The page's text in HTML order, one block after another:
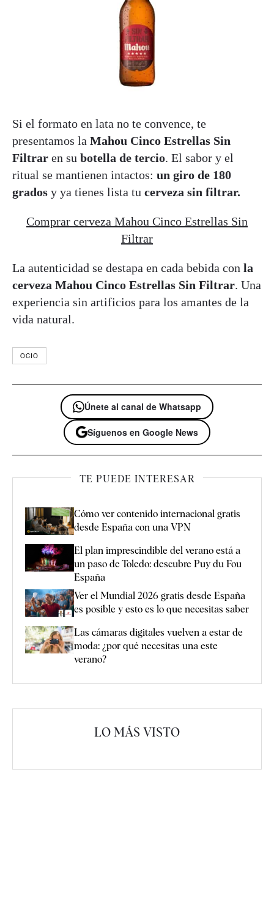
Si el formato en lata no te convence, te
presentamos la Mahou Cinco Estrellas Sin
Filtrar en su botella de tercio. El sabor y el
ritual se mantienen intactos: un giro de 180
grados y ya tienes lista tu cerveza sin filtrar.
Comprar cerveza Mahou Cinco Estrellas Sin
Filtrar
La autenticidad se destapa en cada bebida con la
cerveza Mahou Cinco Estrellas Sin Filtrar. Una
experiencia sin artificios para los amantes de la
vida natural.
OCIO
Únete al canal de Whatsapp
Síguenos en Google News
TE PUEDE INTERESAR
Cómo ver contenido internacional gratis
desde España con una VPN
El plan imprescindible del verano está a
un paso de Toledo: descubre Puy du Fou
España
Ver el Mundial 2026 gratis desde España
es posible y esto es lo que necesitas saber
Las cámaras digitales vuelven a estar de
moda: ¿por qué necesitas una este
verano?
LO MÁS VISTO